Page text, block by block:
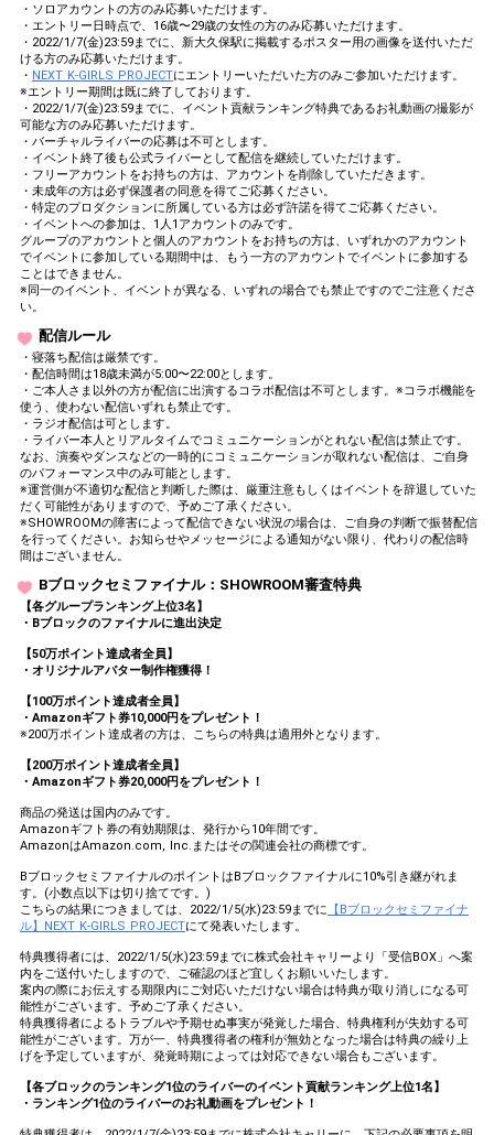
・ソロアカウントの方のみ応募いただけます。
・エントリー日時点で、16歳〜29歳の女性の方のみ応募いただけます。
・2022/1/7(金)23:59までに、新大久保駅に掲載するポスター用の画像を送付いただ
ける方のみ応募いただけます。
・ NEXT K-GIRLS PROJECTにエントリーいただいた方のみご参加いただけます。
※エントリー期間は既に終了しております。
・2022/1/7(金)23:59までに、イベント貢献ランキング特典であるお礼動画の撮影が
可能な方のみ応募いただけます。
・バーチャルライバーの応募は不可とします。
・イベント終了後も公式ライバーとして配信を継続していただけます。
・フリーアカウントをお持ちの方は、アカウントを削除していただきます。
・未成年の方は必ず保護者の同意を得てご応募ください。
・特定のプロダクションに所属している方は必ず許諾を得てご応募ください。
・イベントへの参加は、1人1アカウントのみです。
グループのアカウントと個人のアカウントをお持ちの方は、いずれかのアカウント
でイベントに参加している期間中は、もう一方のアカウントでイベントに参加する
ことはできません。
※同一のイベント、イベントが異なる、いずれの場合でも禁止ですのでご注意くださ
い。
配信ルール
・寝落ち配信は厳禁です。
・配信時間は18歳未満が5:00〜22:00とします。
・ご本人さま以外の方が配信に出演するコラボ配信は不可とします。※コラボ機能を
使う、使わない配信いずれも禁止です。
・ラジオ配信は可とします。
・ライバー本人とリアルタイムでコミュニケーションがとれない配信は禁止です。
なお、演奏やダンスなどの一時的にコミュニケーションが取れない配信は、ご自身
のパフォーマンス中のみ可能とします。
※運営側が不適切な配信と判断した際は、厳重注意もしくはイベントを辞退していた
だく可能性がありますので、予めご了承ください。
※SHOWROOMの障害によって配信できない状況の場合は、ご自身の判断で振替配信
を行ってください。お知らせやメッセージによる通知がない限り、代わりの配信時
間はございません。
Bブロックセミファイナル：SHOWROOM審査特典
【各グループランキング上位3名】
・Bブロックのファイナルに進出決定
【50万ポイント達成者全員】
・オリジナルアバター制作権獲得！
【100万ポイント達成者全員】
・Amazonギフト券10,000円をプレゼント！
※200万ポイント達成者の方は、こちらの特典は適用外となります。
【200万ポイント達成者全員】
・Amazonギフト券20,000円をプレゼント！
商品の発送は国内のみです。
Amazonギフト券の有効期限は、発行から10年間です。
AmazonはAmazon.com, Inc.またはその関連会社の商標です。
BブロックセミファイナルのポイントはBブロックファイナルに10%引き継がれま
す。(小数点以下は切り捨てです。)
こちらの結果につきましては、2022/1/5(水)23:59までに 【Bブロックセミファイナ
ル】NEXT K-GIRLS PROJECTにて発表いたします。
特典獲得者には、2022/1/5(水)23:59までに株式会社キャリーより「受信BOX」へ案
内をご送付いたしますので、ご確認のほど宜しくお願いいたします。
案内の際にお伝えする期限内にご対応いただけない場合は特典が取り消しになる可
能性がございます。予めご了承ください。
特典獲得者によるトラブルや予期せぬ事実が発覚した場合、特典権利が失効する可
能性がございます。万が一、特典獲得者の権利が無効となった場合は特典の繰り上
げを予定していますが、発覚時期によっては対応できない場合もございます。
【各ブロックのランキング1位のライバーのイベント貢献ランキング上位1名】
・ランキング1位のライバーのお礼動画をプレゼント！